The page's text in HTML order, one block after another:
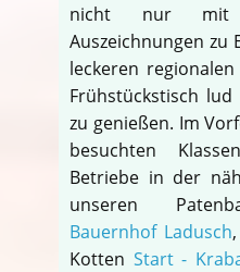
nicht nur mit
Auszeichnungen zu
leckeren
Frühstückstisch
zu genießen. Im
besuchten
Betriebe in der
unseren
Bauernhof Ladusch
Kotten Start -